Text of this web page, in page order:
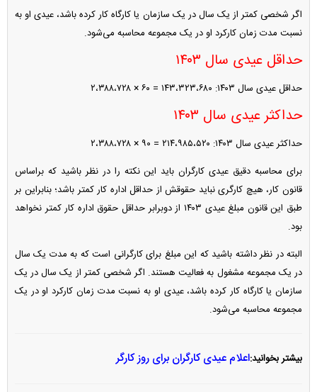
اگر شخصی کمتر از یک سال در یک سازمان یا کارگاه کار کرده باشد، عیدی او به
نسبت مدت زمان کارکرد او در یک مجموعه محاسبه می‌شود.
حداقل عیدی سال ۱۴۰۳
حداقل عیدی سال ۱۴۰۳: ۱۴۳،۳۲۳،۶۸۰ = ۶۰ × ۲،۳۸۸،۷۲۸
حداکثر عیدی سال ۱۴۰۳
حداکثر عیدی سال ۱۴۰۳: ۲۱۴،۹۸۵،۵۲۰ = ۹۰ × ۲،۳۸۸،۷۲۸
برای محاسبه دقیق عیدی کارگران باید این نکته را در نظر باشید که براساس
قانون کار، هیچ کارگری نباید حقوقش از حداقل اداره کار کمتر باشد؛ بنابراین بر
طبق این قانون مبلغ عیدی ۱۴۰۳ از دوبرابر حداقل حقوق اداره کار کمتر نخواهد
بود.
البته در نظر داشته باشید که این مبلغ برای کارگرانی است که به مدت یک سال
در یک مجموعه مشغول به فعالیت هستند. اگر شخصی کمتر از یک سال در یک
سازمان یا کارگاه کار کرده باشد، عیدی او به نسبت مدت زمان کارکرد او در یک
مجموعه محاسبه می‌شود.
بیشتر بخوانید:اعلام عیدی کارگران برای روز کارگر